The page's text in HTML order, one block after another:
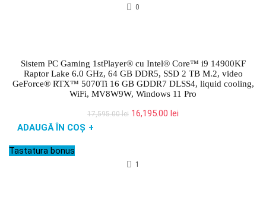
0
Sistem PC Gaming 1stPlayer® cu Intel® Core™ i9 14900KF
Raptor Lake 6.0 GHz, 64 GB DDR5, SSD 2 TB M.2, video
GeForce® RTX™ 5070Ti 16 GB GDDR7 DLSS4, liquid cooling,
WiFi, MV8W9W, Windows 11 Pro
17,595.00lei Prețul
16,195.00 lei
ADAUGĂ ÎN COȘ +
Tastatura bonus
1